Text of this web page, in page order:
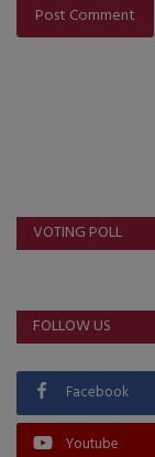
Post Comment
VOTING POLL
FOLLOW US
Facebook
Youtube